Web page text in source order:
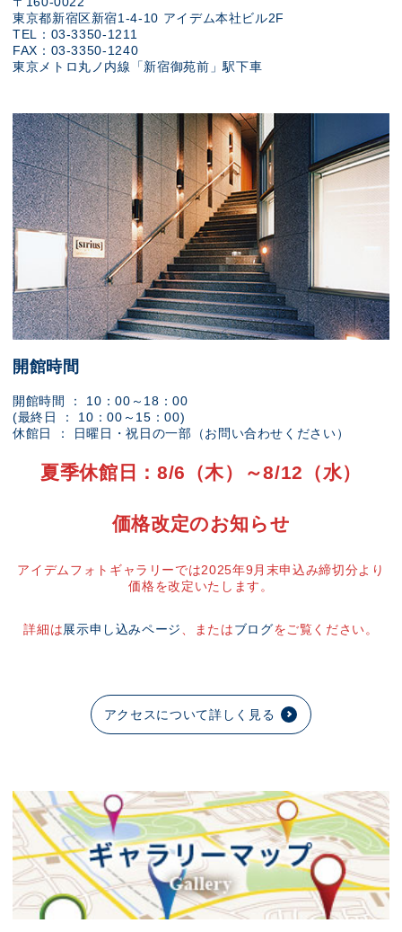
東京都新宿区新宿1-4-10 アイデム本社ビル2F
TEL：03-3350-1211
FAX：03-3350-1240
東京メトロ丸ノ内線「新宿御苑前」駅下車
開館時間
開館時間 ： 10：00～18：00
(最終日 ： 10：00～15：00)
休館日 ： 日曜日・祝日の一部（お問い合わせください）
夏季休館日：8/6（木）～8/12（水）
価格改定のお知らせ
アイデムフォトギャラリーでは2025年9月末申込み締切分より
価格を改定いたします。
詳細は展示申し込みページ 、またはブログをご覧ください。
アクセスについて詳しく見る